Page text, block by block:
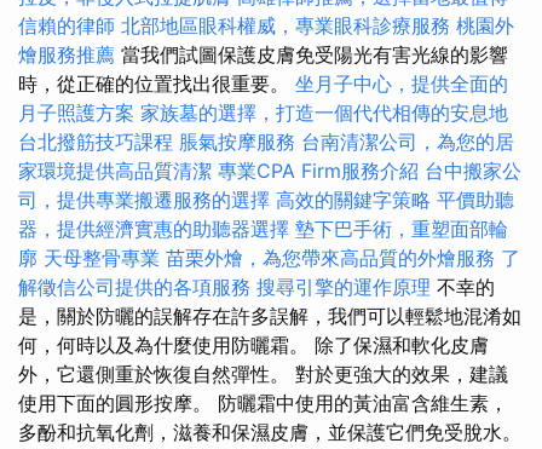
信賴的律師 北部地區眼科權威，專業眼科診療服務 桃園外
燴服務推薦 當我們試圖保護皮膚免受陽光有害光線的影響
時，從正確的位置找出很重要。 坐月子中心，提供全面的
月子照護方案 家族墓的選擇，打造一個代代相傳的安息地
台北撥筋技巧課程 脹氣按摩服務 台南清潔公司，為您的居
家環境提供高品質清潔 專業CPA Firm服務介紹 台中搬家公
司，提供專業搬遷服務的選擇 高效的關鍵字策略 平價助聽
器，提供經濟實惠的助聽器選擇 墊下巴手術，重塑面部輪
廓 天母整骨專業 苗栗外燴，為您帶來高品質的外燴服務 了
解徵信公司提供的各項服務 搜尋引擎的運作原理 不幸的
是，關於防曬的誤解存在許多誤解，我們可以輕鬆地混淆如
何，何時以及為什麼使用防曬霜。 除了保濕和軟化皮膚
外，它還側重於恢復自然彈性。 對於更強大的效果，建議
使用下面的圓形按摩。 防曬霜中使用的黃油富含維生素，
多酚和抗氧化劑，滋養和保濕皮膚，並保護它們免受脫水。